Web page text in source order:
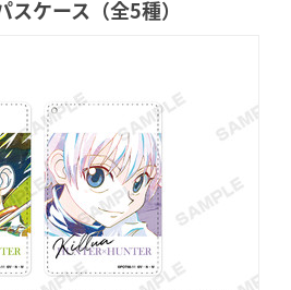
ケース（全5種）